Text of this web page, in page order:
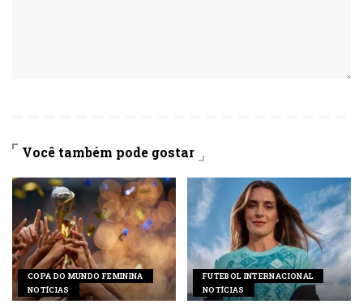
Você também pode gostar
COPA DO MUNDO FEMININA
NOTÍCIAS
FUTEBOL INTERNACIONAL
NOTÍCIAS